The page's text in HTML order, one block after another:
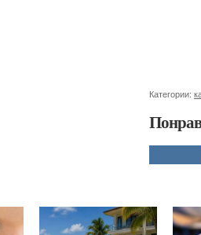
Категории: